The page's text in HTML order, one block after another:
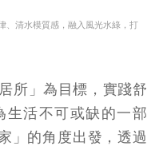
、清水模質感，融入風光水綠，打
所」為目標，實踐舒
生活不可或缺的一部
」的角度出發，透過